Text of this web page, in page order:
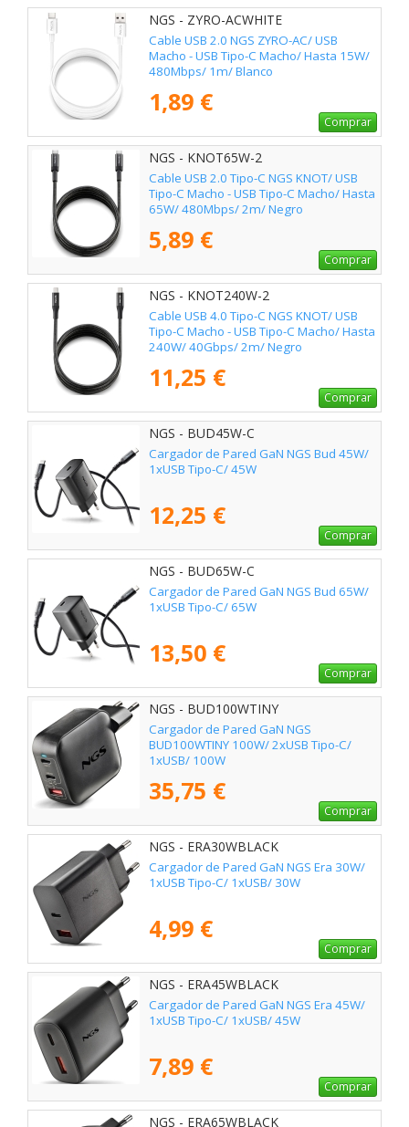
NGS - ZYRO-ACWHITE
Cable USB 2.0 NGS ZYRO-AC/ USB
Macho - USB Tipo-C Macho/ Hasta 15W/
480Mbps/ 1m/ Blanco
1,89 €
Comprar
NGS - KNOT65W-2
Cable USB 2.0 Tipo-C NGS KNOT/ USB
Tipo-C Macho - USB Tipo-C Macho/ Hasta
65W/ 480Mbps/ 2m/ Negro
5,89 €
Comprar
NGS - KNOT240W-2
Cable USB 4.0 Tipo-C NGS KNOT/ USB
Tipo-C Macho - USB Tipo-C Macho/ Hasta
240W/ 40Gbps/ 2m/ Negro
11,25 €
Comprar
NGS - BUD45W-C
Cargador de Pared GaN NGS Bud 45W/
1xUSB Tipo-C/ 45W
12,25 €
Comprar
NGS - BUD65W-C
Cargador de Pared GaN NGS Bud 65W/
1xUSB Tipo-C/ 65W
13,50 €
Comprar
NGS - BUD100WTINY
Cargador de Pared GaN NGS
BUD100WTINY 100W/ 2xUSB Tipo-C/
1xUSB/ 100W
35,75 €
Comprar
NGS - ERA30WBLACK
Cargador de Pared GaN NGS Era 30W/
1xUSB Tipo-C/ 1xUSB/ 30W
4,99 €
Comprar
NGS - ERA45WBLACK
Cargador de Pared GaN NGS Era 45W/
1xUSB Tipo-C/ 1xUSB/ 45W
7,89 €
Comprar
NGS - ERA65WBLACK